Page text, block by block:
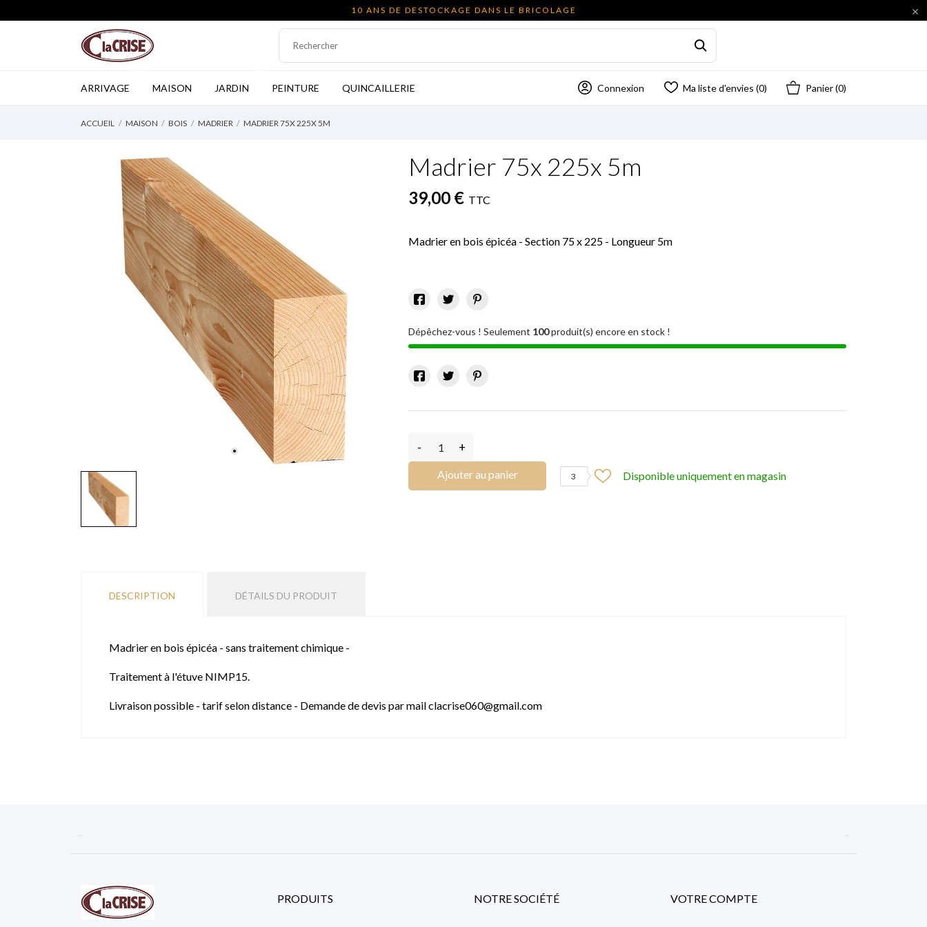
10 ANS DE DESTOCKAGE DANS LE BRICOLAGE 
ARRIVAGE MAISON JARDIN PEINTURE QUINCAILLERIE Connexion Ma liste d'envies (0) Panier(0)
ACCUEIL MAISON BOIS MADRIER MADRIER 75X 225X 5M
Madrier 75x 225x 5m
39,00 € TTC
Madrier en bois épicéa - Section 75 x 225 - Longueur 5m
Dépêchez-vous ! Seulement 100produit(s) encore en stock !
- +
Ajouter au panier 3 Disponible uniquement en magasin
DESCRIPTION DÉTAILS DU PRODUIT
Madrier en bois épicéa - sans traitement chimique -
Traitement à l'étuve NIMP15.
Livraison possible - tarif selon distance - Demande de devis par mail clacrise060@gmail.com
 
PRODUITS NOTRE SOCIÉTÉ VOTRE COMPTE